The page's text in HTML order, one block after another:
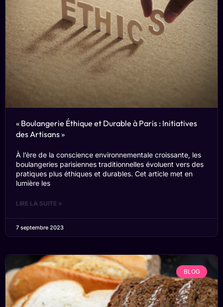
« Boulangerie Éthique et Durable à Paris : Initiatives
des Artisans »
À l’ère de la conscience environnementale croissante, les
boulangeries parisiennes traditionnelles évoluent vers des
pratiques plus éthiques et durables. Cet article met en
lumière les
LIRE LA SUITE »
7 septembre 2023
BLOG